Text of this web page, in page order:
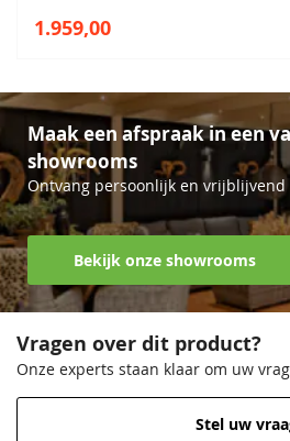
1.959,00
Maak een afspraak in een
showrooms
Ontvang persoonlijk en vrijblijvend
Bekijk onze showrooms
Vragen over dit product?
Onze experts staan klaar om uw
Stel uw